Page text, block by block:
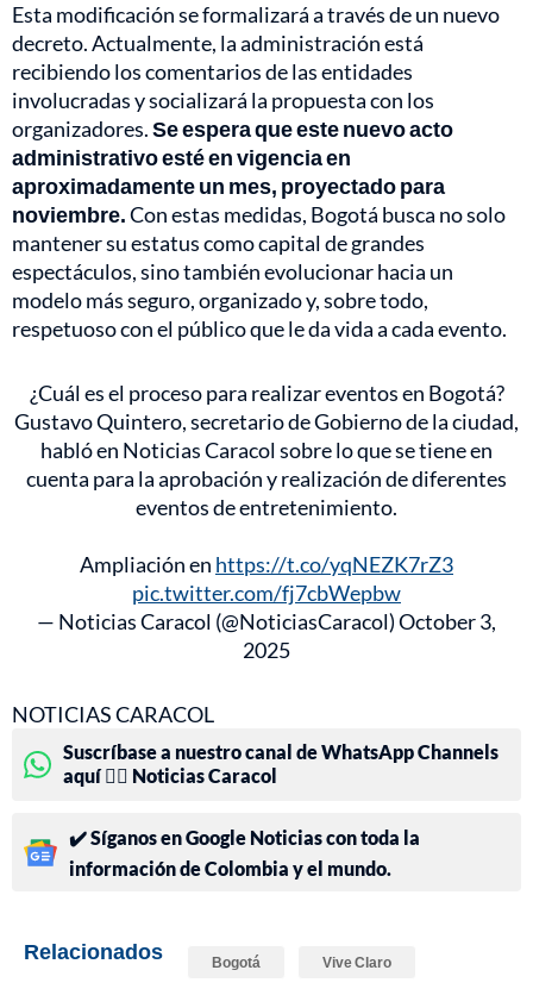
Esta modificación se formalizará a través de un nuevo
decreto. Actualmente, la administración está
recibiendo los comentarios de las entidades
involucradas y socializará la propuesta con los
organizadores.Se espera que este nuevo acto
administrativo esté en vigencia en
aproximadamente un mes, proyectado para
noviembre.Con estas medidas, Bogotá busca no solo
mantener su estatus como capital de grandes
espectáculos, sino también evolucionar hacia un
modelo más seguro, organizado y, sobre todo,
respetuoso con el público que le da vida a cada evento.
¿Cuál es el proceso para realizar eventos en Bogotá?
Gustavo Quintero, secretario de Gobierno de la ciudad,
habló en Noticias Caracol sobre lo que se tiene en
cuenta para la aprobación y realización de diferentes
eventos de entretenimiento.
Ampliación en https://t.co/yqNEZK7rZ3
pic.twitter.com/fj7cbWepbw
— Noticias Caracol (@NoticiasCaracol)October 3,
2025
NOTICIAS CARACOL
Suscríbase a nuestro canal de WhatsApp Channels
aquí 👉🏻 Noticias Caracol
✔️ Síganos en Google Noticias con toda la
información de Colombia y el mundo.
Relacionados Bogotá Vive Claro